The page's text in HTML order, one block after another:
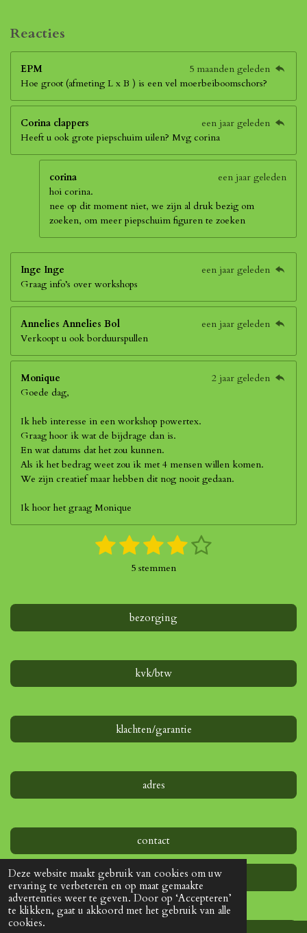
Deze website maakt gebruik van cookies om uw
ervaring te verbeteren en op maat gemaakte
advertenties weer te geven. Door op ‘Accepteren’
te klikken, gaat u akkoord met het gebruik van alle
cookies.
Reacties
EPM
5 maanden geleden
Hoe groot (afmeting L x B ) is een vel moerbeiboomschors?
Corina clappers
een jaar geleden
Heeft u ook grote piepschuim uilen? Mvg corina
corina
een jaar geleden
hoi corina.
nee op dit moment niet, we zijn al druk bezig om
zoeken, om meer piepschuim figuren te zoeken
Inge Inge
een jaar geleden
Graag info’s over workshops
Annelies Annelies Bol
een jaar geleden
Verkoopt u ook borduurspullen
Monique
2 jaar geleden
Goede dag,
Ik heb interesse in een workshop powertex.
Graag hoor ik wat de bijdrage dan is.
En wat datums dat het zou kunnen.
Als ik het bedrag weet zou ik met 4 mensen willen komen.
We zijn creatief maar hebben dit nog nooit gedaan.
Ik hoor het graag Monique
:
e
r
n
1
e
r
2
e
r
r
3
s
e
r
r
e
4
s
e
r
r
e
5
e
r
r
e
5 stemmen
bezorging
kvk/btw
klachten/garantie
adres
contact
algemene voorwaarden &verklaring